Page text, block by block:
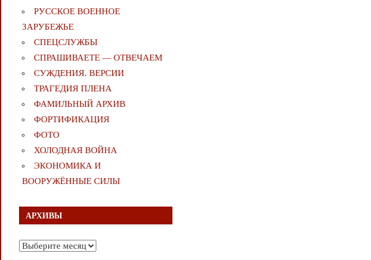
РУССКОЕ ВОЕННОЕ
ЗАРУБЕЖЬЕ
СПЕЦСЛУЖБЫ
СПРАШИВАЕТЕ — ОТВЕЧАЕМ
СУЖДЕНИЯ. ВЕРСИИ
ТРАГЕДИЯ ПЛЕНА
ФАМИЛЬНЫЙ АРХИВ
ФОРТИФИКАЦИЯ
ФОТО
ХОЛОДНАЯ ВОЙНА
ЭКОНОМИКА И
ВООРУЖЁННЫЕ СИЛЫ
АРХИВЫ
Архивы